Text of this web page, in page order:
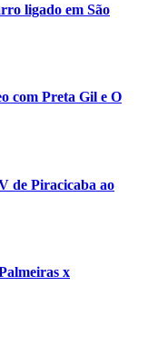
ligado em São
com Preta Gil e O
de Piracicaba ao
x